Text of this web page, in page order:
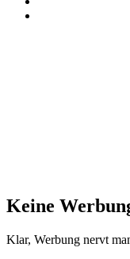
Schließen
Keine
Klar, Werbung nervt